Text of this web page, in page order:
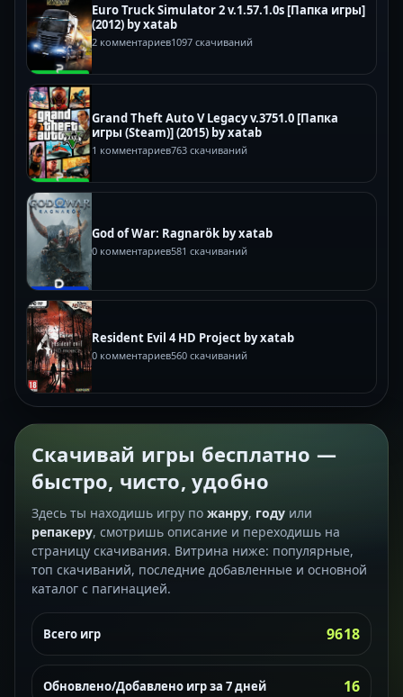
Euro Truck Simulator 2 v.1.57.1.0s [Папка игры]
(2012) by xatab
2 комментариев1097 скачиваний
Grand Theft Auto V Legacy v.3751.0 [Папка
игры (Steam)] (2015) by xatab
1 комментариев763 скачиваний
God of War: Ragnarök by xatab
0 комментариев581 скачиваний
Resident Evil 4 HD Project by xatab
0 комментариев560 скачиваний
Скачивай игры бесплатно —
быстро, чисто, удобно
Здесь ты находишь игру по жанру, году или
репакеру, смотришь описание и переходишь на
страницу скачивания. Витрина ниже: популярные,
топ скачиваний, последние добавленные и основной
каталог с пагинацией.
Всего игр 9618
Обновлено/Добавлено игр за 7 дней 16